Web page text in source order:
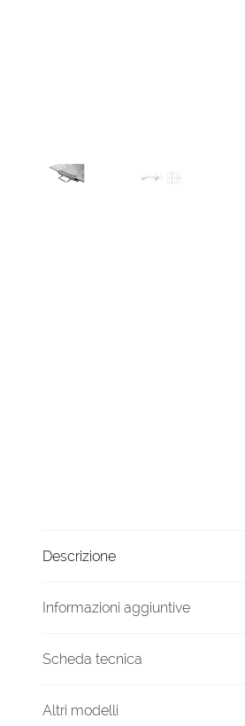
Descrizione
Informazioni aggiuntive
Scheda tecnica
Altri modelli